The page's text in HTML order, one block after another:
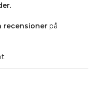
recensionerpå